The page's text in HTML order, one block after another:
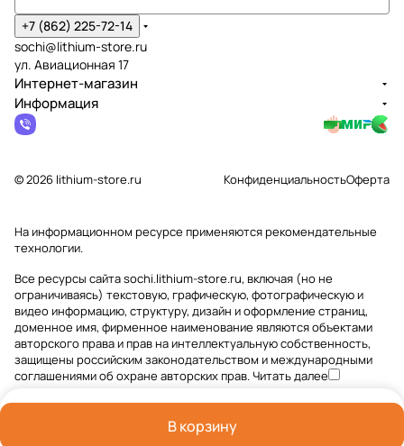
В корзину
+7 (862) 225-72-14
sochi@lithium-store.ru
ул. Авиационная 17
Интернет-магазин
Информация
© 2026 lithium-store.ru КонфиденциальностьОферта
На информационном ресурсе применяютсярекомендательные
технологии.
Все ресурсы сайта sochi.lithium-store.ru, включая (но не
ограничиваясь) текстовую, графическую, фотографическую и
видео информацию, структуру, дизайн и оформление страниц,
доменное имя, фирменное наименование являются объектами
авторского права и прав на интеллектуальную собственность,
защищены российским законодательством и международными
соглашениями об охране авторских прав.Читать далее